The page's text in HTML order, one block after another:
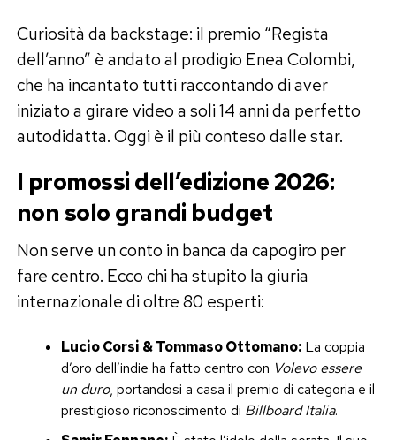
Curiosità da backstage: il premio “Regista
dell’anno” è andato al prodigio Enea Colombi,
che ha incantato tutti raccontando di aver
iniziato a girare video a soli 14 anni da perfetto
autodidatta. Oggi è il più conteso dalle star.
I promossi dell’edizione 2026:
non solo grandi budget
Non serve un conto in banca da capogiro per
fare centro. Ecco chi ha stupito la giuria
internazionale di oltre 80 esperti:
Lucio Corsi & Tommaso Ottomano:La coppia
d’oro dell’indie ha fatto centro con Volevo essere
un duro, portandosi a casa il premio di categoria e il
prestigioso riconoscimento di Billboard Italia.